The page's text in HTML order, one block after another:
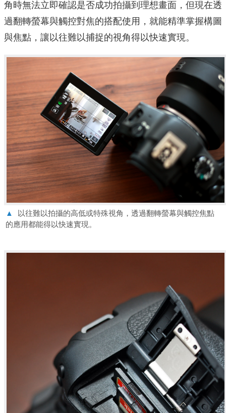
角時無法立即確認是否成功拍攝到理想畫面，但現在透
過翻轉螢幕與觸控對焦的搭配使用，就能精準掌握構圖
與焦點，讓以往難以捕捉的視角得以快速實現。
▲
以往難以拍攝的高低或特殊視角，透過翻轉螢幕與觸控焦點
的應用都能得以快速實現。